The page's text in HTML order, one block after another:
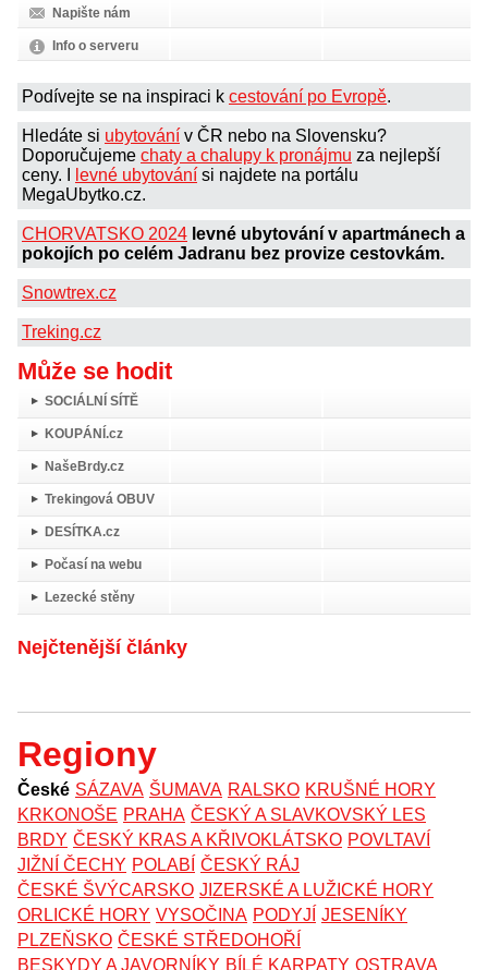
Napište nám
Info o serveru
Podívejte se na inspiraci k cestování po Evropě.
Hledáte si ubytování v ČR nebo na Slovensku?
Doporučujeme chaty a chalupy k pronájmu za nejlepší
ceny. I
levné ubytování si najdete na portálu
MegaUbytko.cz.
CHORVATSKO 2024 levné ubytování v apartmánech a
pokojích po celém Jadranu bez provize cestovkám.
Snowtrex.cz
Treking.cz
Může se hodit
SOCIÁLNÍ SÍTĚ
KOUPÁNÍ.cz
NašeBrdy.cz
Trekingová OBUV
DESÍTKA.cz
Počasí na webu
Lezecké stěny
Nejčtenější články
Regiony
České SÁZAVA ŠUMAVA RALSKO KRUŠNÉ HORY
KRKONOŠE PRAHA ČESKÝ A SLAVKOVSKÝ LES
BRDY ČESKÝ KRAS A KŘIVOKLÁTSKO POVLTAVÍ
JIŽNÍ ČECHY POLABÍ ČESKÝ RÁJ
ČESKÉ ŠVÝCARSKO JIZERSKÉ A LUŽICKÉ HORY
ORLICKÉ HORY VYSOČINA PODYJÍ JESENÍKY
PLZEŇSKO ČESKÉ STŘEDOHOŘÍ
BESKYDY A JAVORNÍKY BÍLÉ KARPATY OSTRAVA